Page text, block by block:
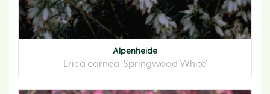
Alpenheide
Erica carnea 'Springwood White'